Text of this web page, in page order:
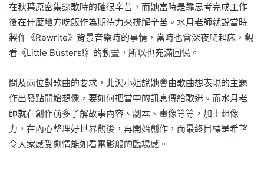
在秋葉原密集錄歌時的確很辛苦，而她當時是靠思考完成工作
後在什麼地方吃飯作為期待力來排解辛苦。水月老師就說當時
製作《Rewrite》背景音樂時的事情，當時也會深夜爬起床，觀
看《Little Busters!》的動畫，所以也充滿回憶。
問及兩位對歌曲的要求，北沢小姐說她會由歌曲想表現的主題
作出發點開始想像，要如何把當中的訊息傳給歌迷。而水月老
師就在創作前多了解故事內容、劇本、畫像等等，加上想像
力，在內心整理好世界觀後，再開始創作，而最終目標是希望
令大家感受劇情能如看電影般的臨場感。